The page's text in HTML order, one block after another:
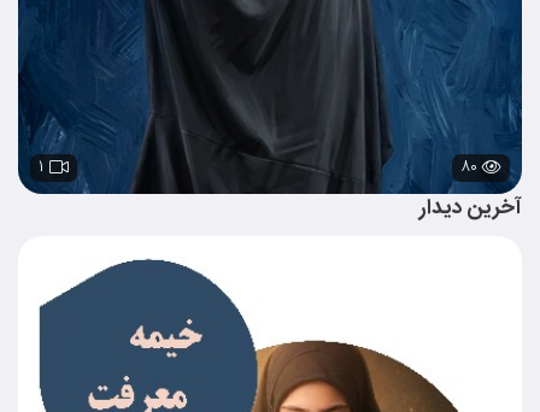
۸۰ ۱
آخرین دیدار